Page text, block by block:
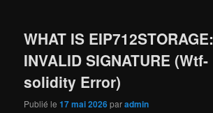
WHAT IS EIP712STORAGE:
INVALID SIGNATURE (Wtf-
solidity Error)
Publié le17 mai 2026paradmin